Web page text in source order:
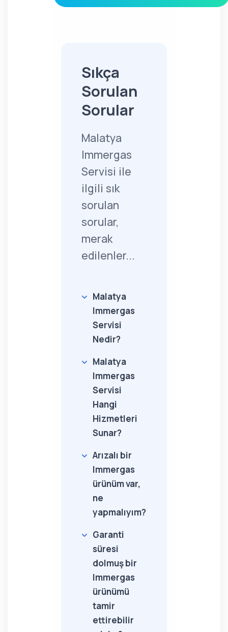
Sıkça
Sorulan
Sorular
Malatya
Immergas
Servisi ile
ilgili sık
sorulan
sorular,
merak
edilenler...
Malatya
Immergas
Servisi
Nedir?
Malatya
Immergas
Servisi
Hangi
Hizmetleri
Sunar?
Arızalı bir
Immergas
ürünüm var,
ne
yapmalıyım?
Garanti
süresi
dolmuş bir
Immergas
ürünümü
tamir
ettirebilir